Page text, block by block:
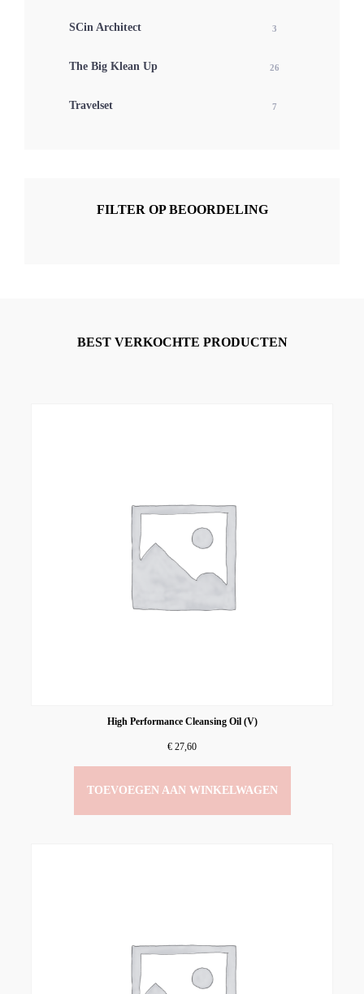
SCin Architect 3
The Big Klean Up 26
Travelset 7
FILTER OP BEOORDELING
BEST VERKOCHTE PRODUCTEN
High Performance Cleansing Oil (V)
€ 27,60
TOEVOEGEN AAN WINKELWAGEN